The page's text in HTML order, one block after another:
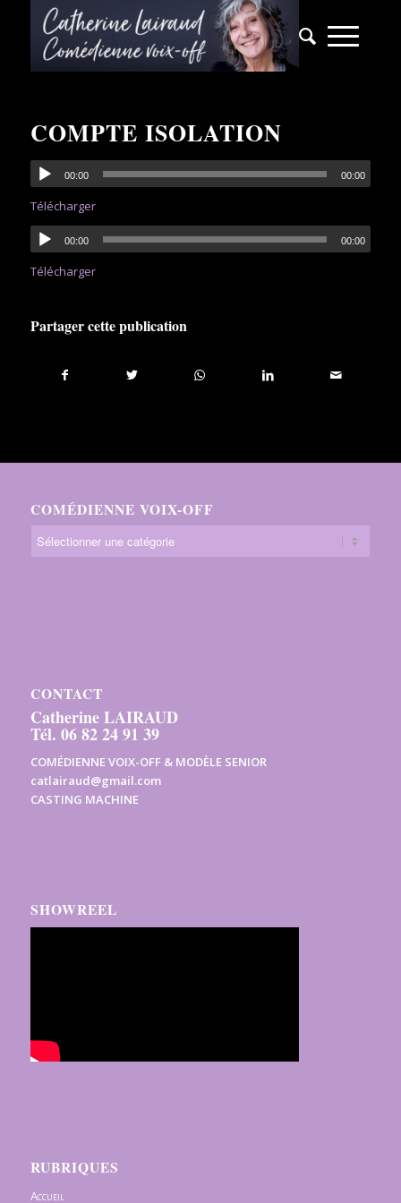
COMPTE ISOLATION
00:00 00:00
Télécharger
00:00 00:00
Télécharger
Partager cette publication
COMÉDIENNE VOIX-OFF
CONTACT
Catherine LAIRAUD
Tél. 06 82 24 91 39
COMÉDIENNE VOIX-OFF & MODÈLE SENIOR
catlairaud@gmail.com
CASTING MACHINE
SHOWREEL
RUBRIQUES
Accueil